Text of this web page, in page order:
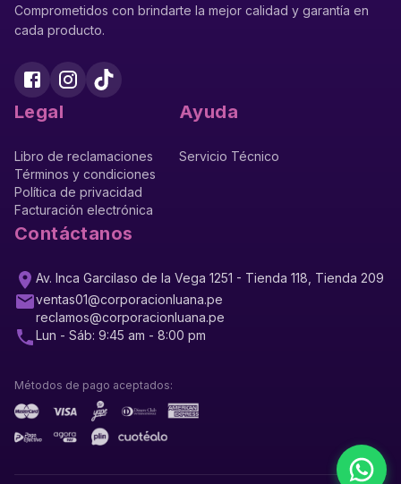
Comprometidos con brindarte la mejor calidad y garantía en
cada producto.
Legal
Libro de reclamaciones
Términos y condiciones
Política de privacidad
Facturación electrónica
Ayuda
Servicio Técnico
Contáctanos
Av. Inca Garcilaso de la Vega 1251 - Tienda 118, Tienda 209
ventas01@corporacionluana.pe
reclamos@corporacionluana.pe
Lun - Sáb: 9:45 am - 8:00 pm
Métodos de pago aceptados: